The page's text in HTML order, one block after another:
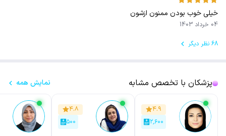
خیلی خوب بودن ممنون ازشون
04 خرداد 1403
68 نظر دیگر
پزشکان با تخصص مشابه نمایش همه
۴.۹
۲,۶۰۰
۴.۸
۵۰۰